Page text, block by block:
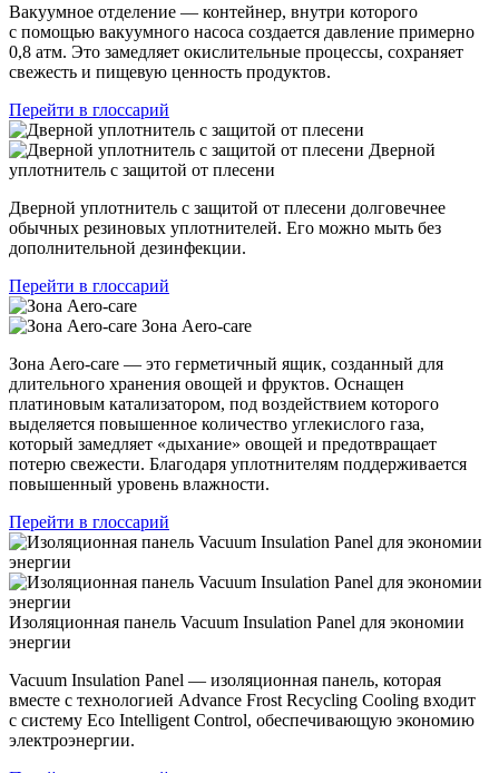
Вакуумное отделение — контейнер, внутри которого
с помощью вакуумного насоса создается давление примерно
0,8 атм. Это замедляет окислительные процессы, сохраняет
свежесть и пищевую ценность продуктов.
Перейти в глоссарий
Дверной
уплотнитель с защитой от плесени
Дверной уплотнитель с защитой от плесени долговечнее
обычных резиновых уплотнителей. Его можно мыть без
дополнительной дезинфекции.
Перейти в глоссарий
Зона Aero-care
Зона Aero-care — это герметичный ящик, созданный для
длительного хранения овощей и фруктов. Оснащен
платиновым катализатором, под воздействием которого
выделяется повышенное количество углекислого газа,
который замедляет «дыхание» овощей и предотвращает
потерю свежести. Благодаря уплотнителям поддерживается
повышенный уровень влажности.
Перейти в глоссарий
Изоляционная панель Vacuum Insulation Panel для экономии
энергии
Vacuum Insulation Panel — изоляционная панель, которая
вместе с технологией Advance Frost Recycling Cooling входит
с систему Eco Intelligent Control, обеспечивающую экономию
электроэнергии.